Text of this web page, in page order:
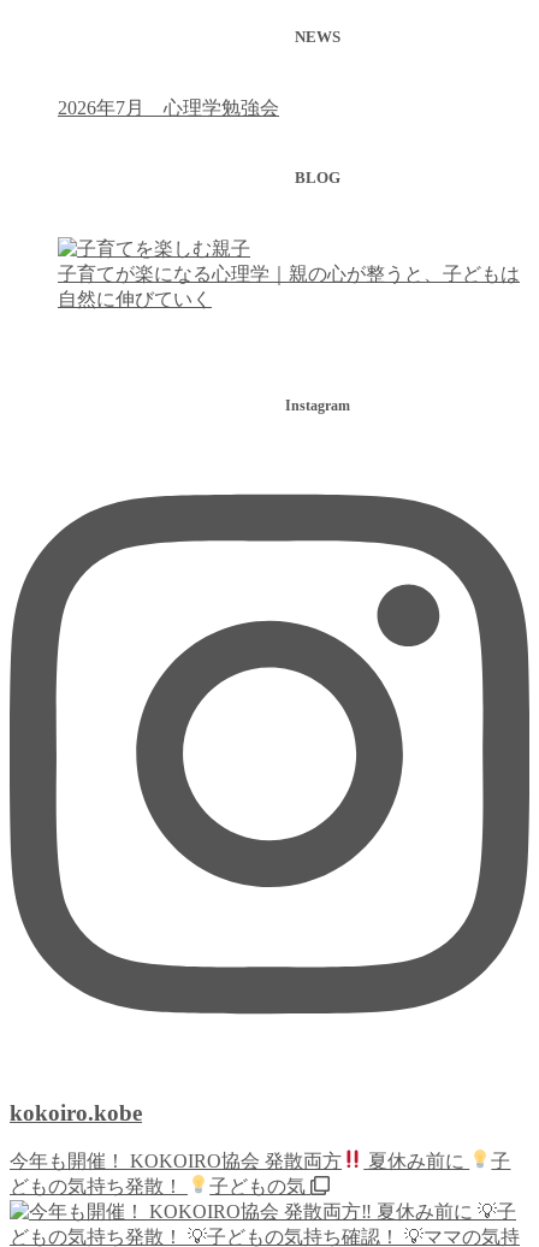
NEWS
2026年7月 心理学勉強会
BLOG
子育てが楽になる心理学｜親の心が整うと、子どもは
自然に伸びていく
Instagram
kokoiro.kobe
今年も開催！ KOKOIRO協会 発散両方 夏休み前に
子
どもの気持ち発散！
子どもの気